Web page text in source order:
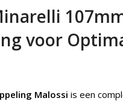
voor
Malossi is een